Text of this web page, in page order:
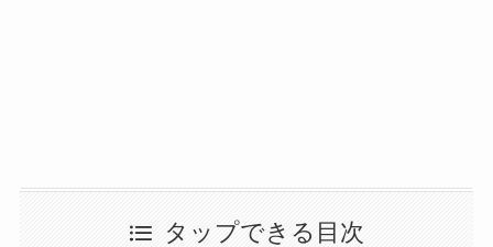
タップできる目次